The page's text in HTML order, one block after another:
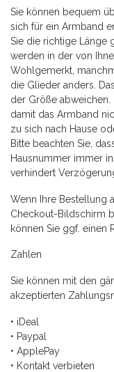
Sie können bequem
sich für ein Armband
Sie die richtige Länge
werden in der von
Wohlgemerkt,
die Glieder anders.
der Größe
damit das Armband
zu sich nach Hause
Bitte beachten Sie,
Hausnummer immer
verhindert
Wenn Ihre Bestellung
Checkout-Bildschirm
können Sie ggf. einen
Zahlen
Sie können mit den
akzeptierten
• iDeal
• Paypal
• ApplePay
• Kontakt verbieten